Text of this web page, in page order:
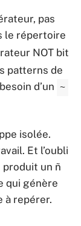
pas
le répertoire
NOT bit
patterns de
d’un ~
isolée.
Et l’oubli
produit un ñ
qui génère
à repérer.